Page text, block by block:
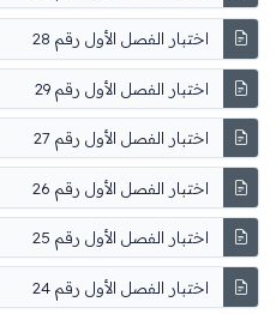
اختبار الفصل الأول رقم 28
اختبار الفصل الأول رقم 29
اختبار الفصل الأول رقم 27
اختبار الفصل الأول رقم 26
اختبار الفصل الأول رقم 25
اختبار الفصل الأول رقم 24